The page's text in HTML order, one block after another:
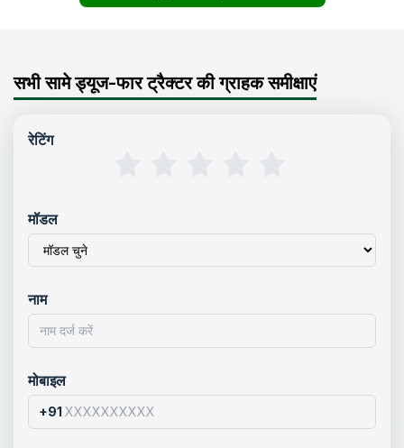
सभी सामे ड्यूज-फार ट्रैक्टर की ग्राहक समीक्षाएं
रेटिंग
मॉडल
नाम
मोबाइल
+91